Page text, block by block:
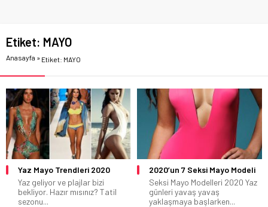
Etiket: MAYO
Anasayfa » Etiket: MAYO
Yaz Mayo Trendleri 2020
Yaz geliyor ve plajlar bizi
bekliyor. Hazır mısınız? Tatil
sezonu...
2020’un 7 Seksi Mayo Modeli
Seksi Mayo Modelleri 2020 Yaz
günleri yavaş yavaş
yaklaşmaya başlarken...